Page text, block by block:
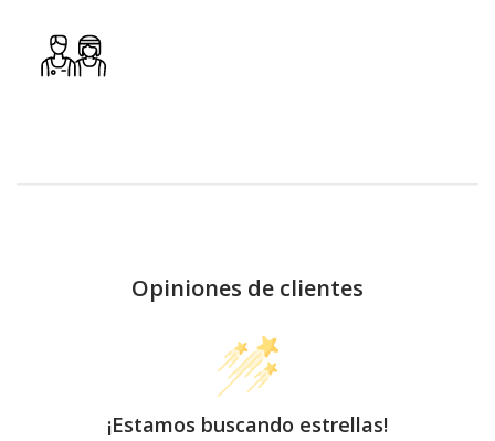
Opiniones de clientes
¡Estamos buscando estrellas!